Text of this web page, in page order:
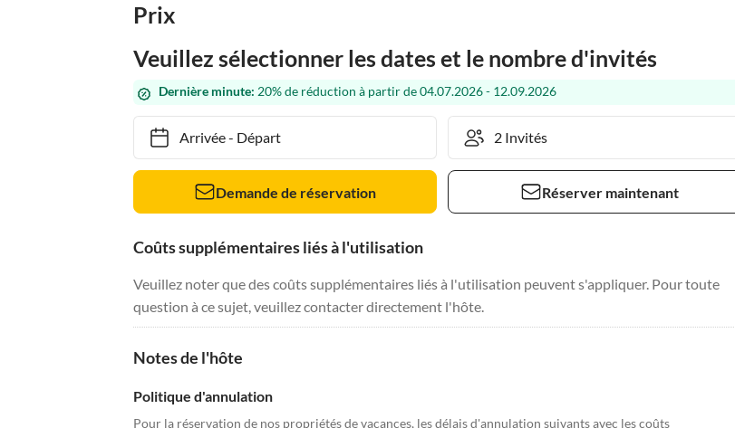
Prix
Veuillez sélectionner les dates et le nombre d'invités
Dernière minute: 20% de réduction à partir de 04.07.2026 - 12.09.2026
Arrivée- Départ
Demande de réservation Réserver maintenant
Coûts supplémentaires liés à l'utilisation
Veuillez noter que des coûts supplémentaires liés à l'utilisation peuvent s'appliquer. Pour toute
question à ce sujet, veuillez contacter directement l'hôte.
Notes de l'hôte
Politique d'annulation
Pour la réservation de nos propriétés de vacances, les délais d'annulation suivants avec les coûts